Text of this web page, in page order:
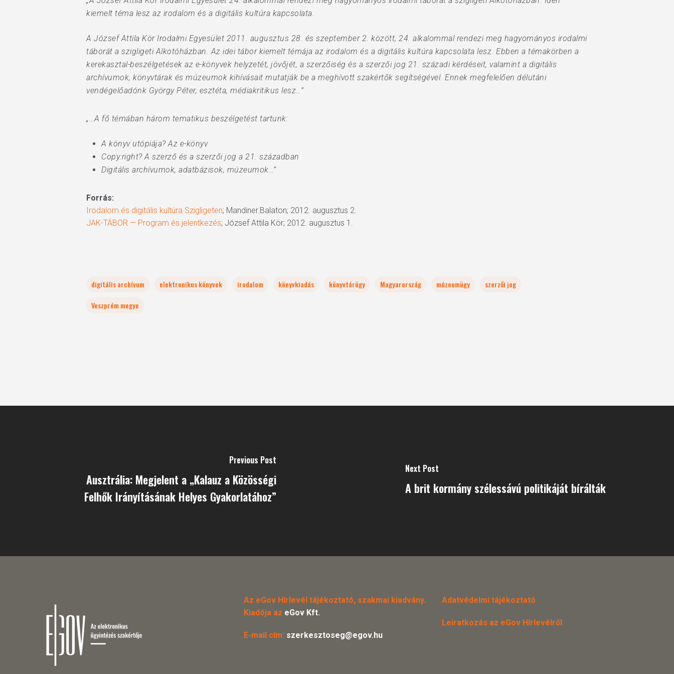
kiemelt téma lesz az irodalom és a digitális kultúra kapcsolata.
A József Attila Kör Irodalmi Egyesület 2011. augusztus 28. és szeptember 2. között, 24. alkalommal rendezi meg hagyományos irodalmi
táborát a szigligeti Alkotóházban. Az idei tábor kiemelt témája az irodalom és a digitális kultúra kapcsolata lesz. Ebben a témakörben a
kerekasztal-beszélgetések az e-könyvek helyzetét, jövőjét, a szerzőiség és a szerzői jog 21. századi kérdéseit, valamint a digitális
archívumok, könyvtárak és múzeumok kihívásait mutatják be a meghívott szakértők segítségével. Ennek megfelelően délutáni
vendégelőadónk György Péter, esztéta, médiakritikus lesz…”
„…A fő témában három tematikus beszélgetést tartunk:
A könyv utópiája? Az e-könyv
Copy:right? A szerző és a szerzői jog a 21. században
Digitális archívumok, adatbázisok, múzeumok…”
Forrás:
Irodalom és digitális kultúra Szigligeten; Mandiner.Balaton; 2012. augusztus 2.
JAK-TÁBOR — Program és jelentkezés; József Attila Kör; 2012. augusztus 1.
digitális archívum elektronikus könyvek irodalom könyvkiadás könyvtárügy Magyarország múzeumügy
szerzői jog
Veszprém megye
Previous Post
Ausztrália: Megjelent a „Kalauz a Közösségi
Felhők Irányításának Helyes Gyakorlatához”
Next Post
A brit kormány szélessávú politikáját bírálták
Az eGov Hírlevél tájékoztató, szakmai kiadvány.
Kiadója az eGov Kft.
E-mail cím: szerkesztoseg@egov.hu
Adatvédelmi tájékoztató
Leiratkozás az eGov Hírlevélről